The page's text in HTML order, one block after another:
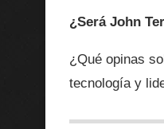
¿Será John
¿Qué opinas
tecnología y